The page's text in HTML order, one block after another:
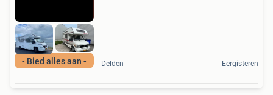
- Bied alles aan - Delden Eergisteren